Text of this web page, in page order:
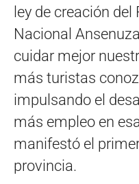
ley de creación del
Nacional
cuidar mejor
más turistas
impulsando el
más empleo en
manifestó el
provincia.